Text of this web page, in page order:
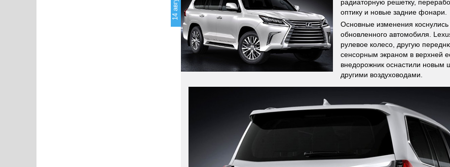
радиаторную решетку,
оптику и новые задние фонари.
Основные изменения коснулись
обновленного автомобиля.
рулевое колесо, другую
сенсорным экраном в верхней
внедорожник оснастили новым
другими воздуховодами.